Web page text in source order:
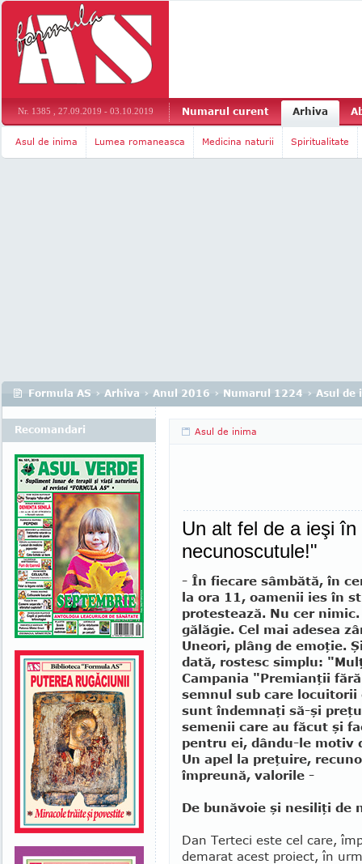
Nr. 1385 , 27.09.2019 - 03.10.2019 Numarul curent Arhiva
Asul de inima Lumea romaneasca Medicina naturii Spiritualitate
Formula AS › Arhiva › Anul 2016 › Numarul 1224 › Asul de
Asul de inima
Un alt fel de a ieşi
necunoscutule!"
- În fiecare sâmbătă, în
la ora 11, oamenii ies în
protestează. Nu cer
gălăgie. Cel mai adesea
Uneori, plâng de emoţie.
dată, rostesc simplu:
Campania "Premianţii
semnul sub care locuitorii
sunt îndemnaţi să-şi
semenii care au făcut şi
pentru ei, dându-le motiv
Un apel la preţuire,
împreună, valorile -
De bunăvoie şi nesiliţi de
Dan Terteci este cel care,
demarat acest proiect, în
Recomandari